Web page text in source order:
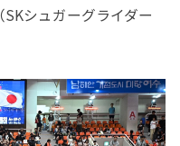
SKシュガーグライダー